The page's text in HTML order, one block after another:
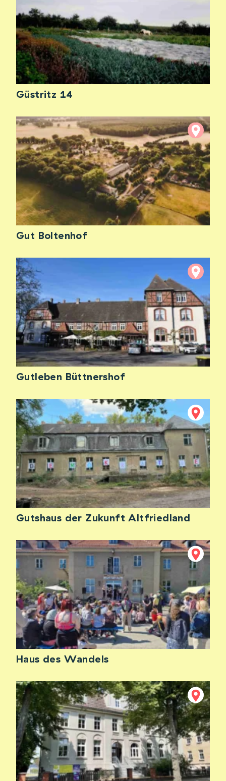
Güstritz 14
Gut Boltenhof
Gutleben Büttnershof
Gutshaus der Zukunft Altfriedland
Haus des Wandels